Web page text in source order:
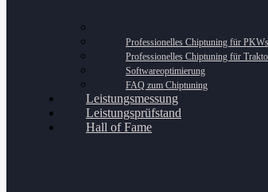
Professionelles Chiptuning für PKWs
Professionelles Chiptuning für
Softwareoptimierung
FAQ zum Chiptuning
Leistungsmessung
Leistungsprüfstand
Hall of Fame